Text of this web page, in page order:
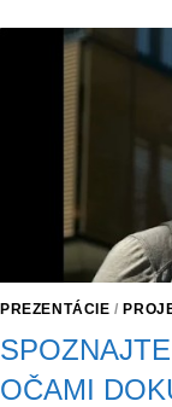
PREZENTÁCIE /
OČAMI